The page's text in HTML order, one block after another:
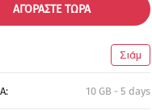
ΑΓΟΡΑΣΤΕ ΤΩΡΑ
Σιάμ
10 GB - 5 days